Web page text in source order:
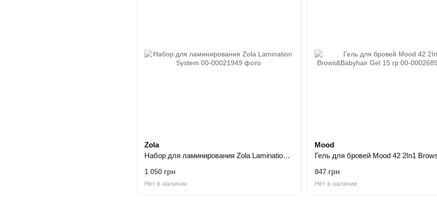
Zola
Набор для ламинирования Zola Lamination System
1 050 грн
Нет в наличии
Mood
847 грн
Нет в наличии